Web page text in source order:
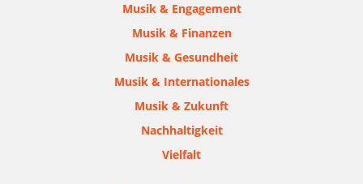
Musik & Engagement
Musik & Finanzen
Musik & Gesundheit
Musik & Internationales
Musik & Zukunft
Nachhaltigkeit
Vielfalt